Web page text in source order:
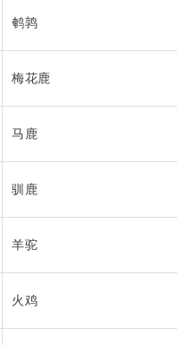
鹌鹑
梅花鹿
马鹿
驯鹿
羊驼
火鸡